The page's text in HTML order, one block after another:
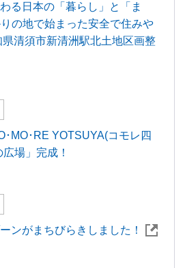
る日本の「暮らし」と「ま
の地で始まった安全で住みや
清須市新清洲駅北土地区画整
･MO･RE YOTSUYA(コモレ四
場」完成！
ンがまちびらきしました！